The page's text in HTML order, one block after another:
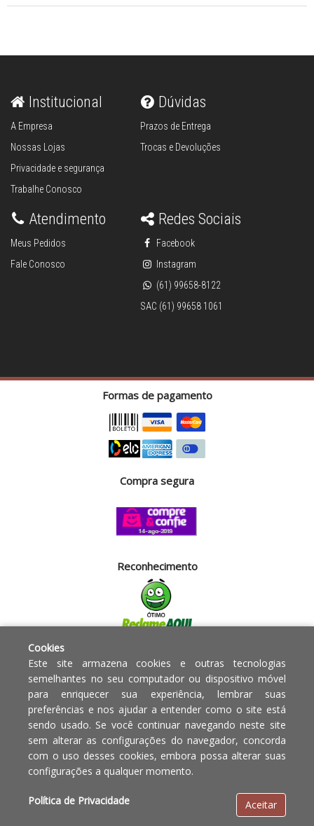
Institucional
A Empresa
Nossas Lojas
Privacidade e segurança
Trabalhe Conosco
Dúvidas
Prazos de Entrega
Trocas e Devoluções
Atendimento
Meus Pedidos
Fale Conosco
Redes Sociais
Facebook
Instagram
(61) 99658-8122
SAC (61) 99658 1061
Formas de pagamento
Compra segura
Reconhecimento
Powered by:
Copyright © 2010 - 2017 Razão
social Blumenau - RA OBJETOS PARA
O LAR EIRELI CNPJ -
E loja 33 Asa Sul - Brasília-DF - CEP:
Em caso de divergência de
preços, o valor válido é o do
Cookies
Este site armazena cookies e outras tecnologias
semelhantes no seu computador ou dispositivo móvel
para enriquecer sua experiência, lembrar suas
preferências e nos ajudar a entender como o site está
sendo usado. Se você continuar navegando neste site
sem alterar as configurações do navegador, concorda
com o uso desses cookies, embora possa alterar suas
configurações a qualquer momento.
Política de Privacidade Aceitar